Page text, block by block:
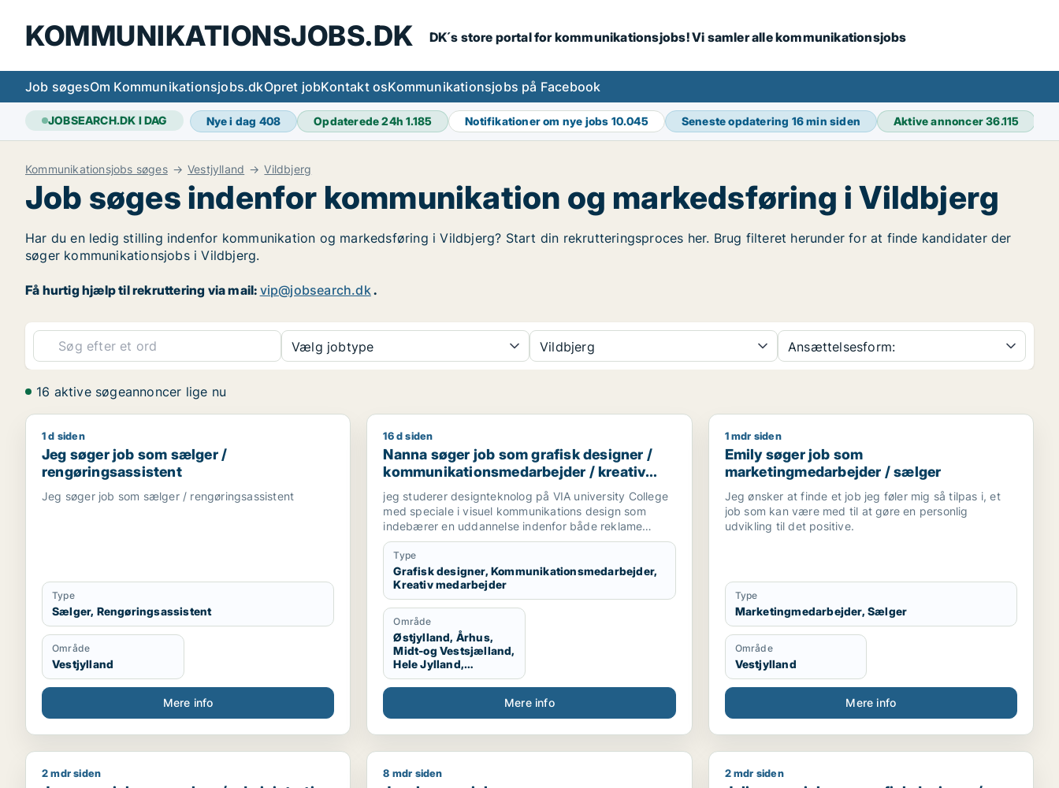
KOMMUNIKATIONSJOBS.DK DK´s store portal for kommunikationsjobs! Vi samler alle kommunikationsjobs
Job søgesOm Kommunikationsjobs.dkOpret jobKontakt osKommunikationsjobs på Facebook
JOBSEARCH.DK I DAG Nye i dag 408 Opdaterede 24h1.185 Notifikationer om nye jobs 10.045 Seneste opdatering 16 min siden Aktive annoncer36.115
Kommunikationsjobs søges Vestjylland Vildbjerg
Job søges indenfor kommunikation og markedsføring i Vildbjerg
Har du en ledig stilling indenfor kommunikation og markedsføring i Vildbjerg? Start din rekrutteringsproces her. Brug filteret herunder for at finde kandidater der
søger kommunikationsjobs i Vildbjerg.
Få hurtig hjælp til rekruttering via mail: vip@jobsearch.dk.
Vælg jobtype Vildbjerg Ansættelsesform:
16 aktive søgeannoncer lige nu
Jeg søger job som sælger / rengøringsassistent
1 d siden
Jeg søger job som sælger /
rengøringsassistent
Jeg søger job som sælger / rengøringsassistent
Type
Sælger, Rengøringsassistent
Område
Vestjylland
Mere info
Nanna søger job som grafisk designer / kommunikationsmedarbejder / kreativ medarbejder
16 d siden
Nanna søger job som grafisk designer /
kommunikationsmedarbejder / kreativ
medarbejder
jeg studerer designteknolog på VIA university College
med speciale i visuel kommunikations design som
indebærer en uddannelse indenfor både reklame
branchen og grafisk design. Vi arbejder med
magasiner, kampagner, plakater, styling til billeder,
mode og livsstil, trends og markedsføring. jeg søger
praktikplads indefor grafisk design, kampagner,
reklamer, SoMe, magasiner, reklame bureau, mode
brands, livsstil brands, stylist og generelt alt der har
med visuel kommunikation at gøre.
Type
Grafisk designer, Kommunikationsmedarbejder,
Kreativ medarbejder
Område
Østjylland, Århus,
Midt-og Vestsjælland,
Hele Jylland,
Vestjylland,
Midtjylland
Mere info
Emily søger job som marketingmedarbejder / sælger
1 mdr siden
Emily søger job som
marketingmedarbejder / sælger
Jeg ønsker at finde et job jeg føler mig så tilpas i, et
job som kan være med til at gøre en personlig
udvikling til det positive.
Type
Marketingmedarbejder, Sælger
Område
Vestjylland
Mere info
Jeg søger job som sælger / administrativ medarbejder / kontorassistent / kundeservicemedarbejder
2 mdr siden Jacob søger job som kommunikationsmedarbejder / journalist / marketingmedarbejder / kulturmedarbejder /
8 mdr siden Julia søger job som grafisk designer / kreativ
2 mdr siden